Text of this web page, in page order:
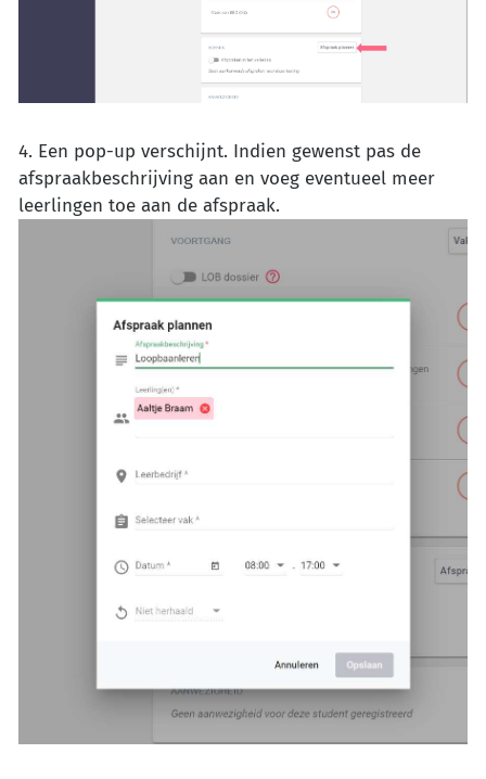
4. Een pop-up verschijnt. Indien gewenst pas de
afspraakbeschrijving aan en voeg eventueel meer
leerlingen toe aan de afspraak.